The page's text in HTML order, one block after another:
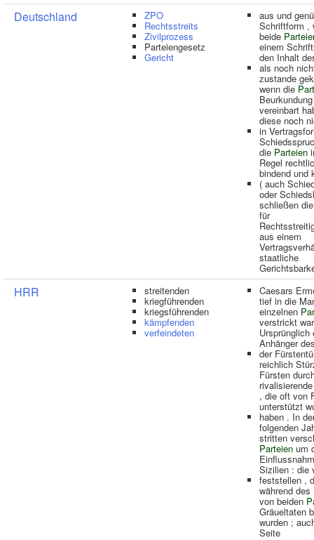
Deutschland ZPO
Rechtsstreits
Zivilprozess
Parteiengesetz
Gericht
aus und
Schriftform ,
beide
einem
den Inhalt
als noch
zustande
wenn die
Beurkundung
vereinbart
diese noch
in
die Parteien
Regel
bindend und
( auch
oder
schließen
für
aus einem
staatliche
HRR streitenden
kriegführenden
kriegsführenden
kämpfenden
verfeindeten
Caesars
tief in die
einzelnen
verstrickt
Ursprünglich
Anhänger
der
reichlich
Fürsten
, die oft von
unterstützt
haben . In
folgenden
stritten
Parteien um
Sizilien : die
feststellen ,
während des
von beiden
Gräueltaten
wurden ;
Seite